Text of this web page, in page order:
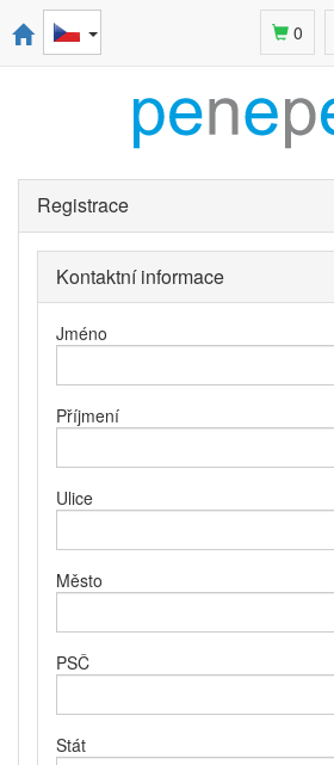
0
Registrace
Kontaktní informace
Jméno
Příjmení
Ulice
Město
PSČ
Stát